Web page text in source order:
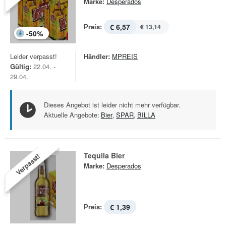
-50%
Preis: € 6,57 € 13,14
Leider verpasst!
Gültig: 22.04. -
29.04.
Händler: MPREIS
Dieses Angebot ist leider nicht mehr verfügbar.
Aktuelle Angebote: Bier, SPAR, BILLA
Verpasst! Tequila Bier
Marke: Desperados
Preis: € 1,39